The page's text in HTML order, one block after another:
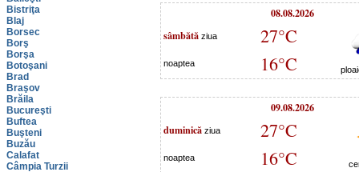
Bistriţa
Blaj
Borsec
Borş
Borşa
Botoşani
Brad
Braşov
Brăila
Bucureşti
Buftea
Buşteni
Buzău
Calafat
Câmpia Turzii
08.08.2026
sâmbătă ziua 27°C
noaptea 16°C
09.08.2026
duminică ziua 27°C
noaptea 16°C